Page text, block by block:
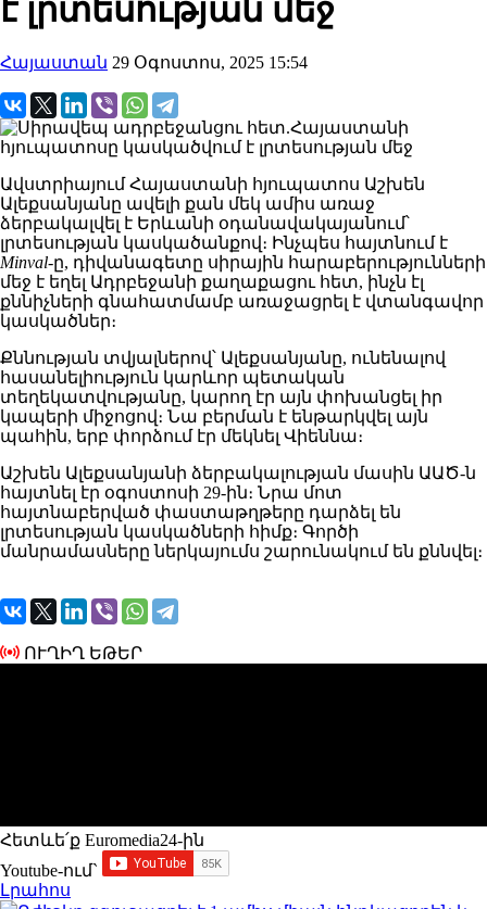
է լրտեսության մեջ
Հայաստան 29 Օգոստոս, 2025 15:54
Ավստրիայում Հայաստանի հյուպատոս Աշխեն
Ալեքսանյանը ավելի քան մեկ ամիս առաջ
ձերբակալվել է Երևանի օդանավակայանում՝
լրտեսության կասկածանքով։ Ինչպես հայտնում է
Minval-ը, դիվանագետը սիրային հարաբերությունների
մեջ է եղել Ադրբեջանի քաղաքացու հետ, ինչն էլ
քննիչների գնահատմամբ առաջացրել է վտանգավոր
կասկածներ։
Քննության տվյալներով՝ Ալեքսանյանը, ունենալով
հասանելիություն կարևոր պետական
տեղեկատվությանը, կարող էր այն փոխանցել իր
կապերի միջոցով։ Նա բերման է ենթարկվել այն
պահին, երբ փորձում էր մեկնել Վիեննա։
Աշխեն Ալեքսանյանի ձերբակալության մասին ԱԱԾ-ն
հայտնել էր օգոստոսի 29-ին։ Նրա մոտ
հայտնաբերված փաստաթղթերը դարձել են
լրտեսության կասկածների հիմք։ Գործի
մանրամասները ներկայումս շարունակում են քննվել։
ՈՒՂԻՂ ԵԹԵՐ
Հետևե՛ք Euromedia24-ին
Youtube-ում`
Լրահոս